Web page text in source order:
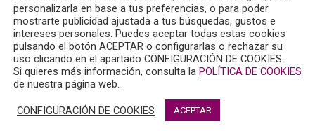
Magistrada Jefa de Sección del Consejo General
Colegio de Abogados de Madrid; y Nazaret Martínez,
jurídicos.
personalizarla en base a tus preferencias, o para poder
mostrarte publicidad ajustada a tus búsquedas, gustos e
intereses personales. Puedes aceptar todas estas cookies
pulsando el botón ACEPTAR o configurarlas o rechazar su
uso clicando en el apartado CONFIGURACIÓN DE COOKIES.
Si quieres más información, consulta la POLÍTICA DE COOKIES
de nuestra página web.
CONFIGURACIÓN DE COOKIES ACEPTAR